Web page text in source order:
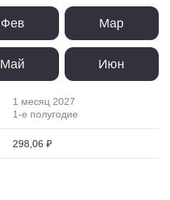
Фев Мар
Май Июн
1 месяц 2027
1-е полугодие
298,06 ₽